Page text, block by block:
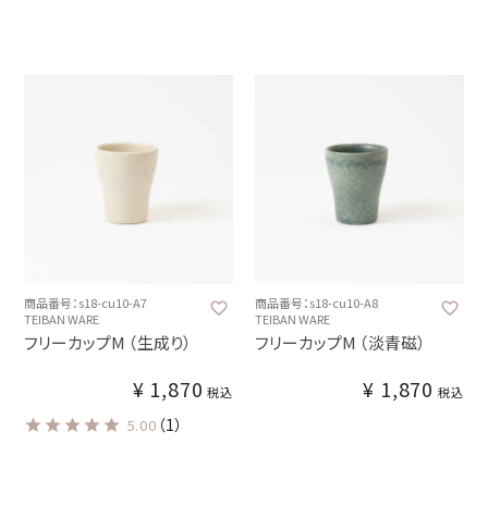
商品番号：s18-cu10-A7
TEIBAN WARE
フリーカップM （生成り）
¥ 1,870 税込
5.00 （1）
商品番号：s18-cu10-A8
TEIBAN WARE
フリーカップM （淡青磁）
¥ 1,870 税込